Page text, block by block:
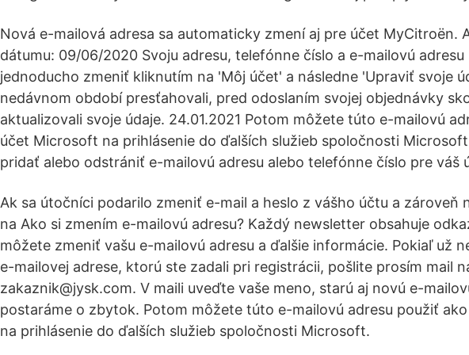
Nová e-mailová adresa sa automaticky zmení aj pre účet MyCitroën.
dátumu: 09/06/2020 Svoju adresu, telefónne číslo a e-mailovú adresu
jednoducho zmeniť kliknutím na 'Môj účet' a následne 'Upraviť svoje
nedávnom období presťahovali, pred odoslaním svojej objednávky
aktualizovali svoje údaje. 24.01.2021 Potom môžete túto e-mailovú
účet Microsoft na prihlásenie do ďalších služieb spoločnosti
pridať alebo odstrániť e-mailovú adresu alebo telefónne číslo pre váš
Ak sa útočníci podarilo zmeniť e-mail a heslo z vášho účtu a zároveň
na Ako si zmením e-mailovú adresu? Každý newsletter obsahuje
môžete zmeniť vašu e-mailovú adresu a ďalšie informácie. Pokiaľ už
e-mailovej adrese, ktorú ste zadali pri registrácii, pošlite prosím mail
zakaznik@jysk.com. V maili uveďte vaše meno, starú aj novú e-
postaráme o zbytok. Potom môžete túto e-mailovú adresu použiť
na prihlásenie do ďalších služieb spoločnosti Microsoft.